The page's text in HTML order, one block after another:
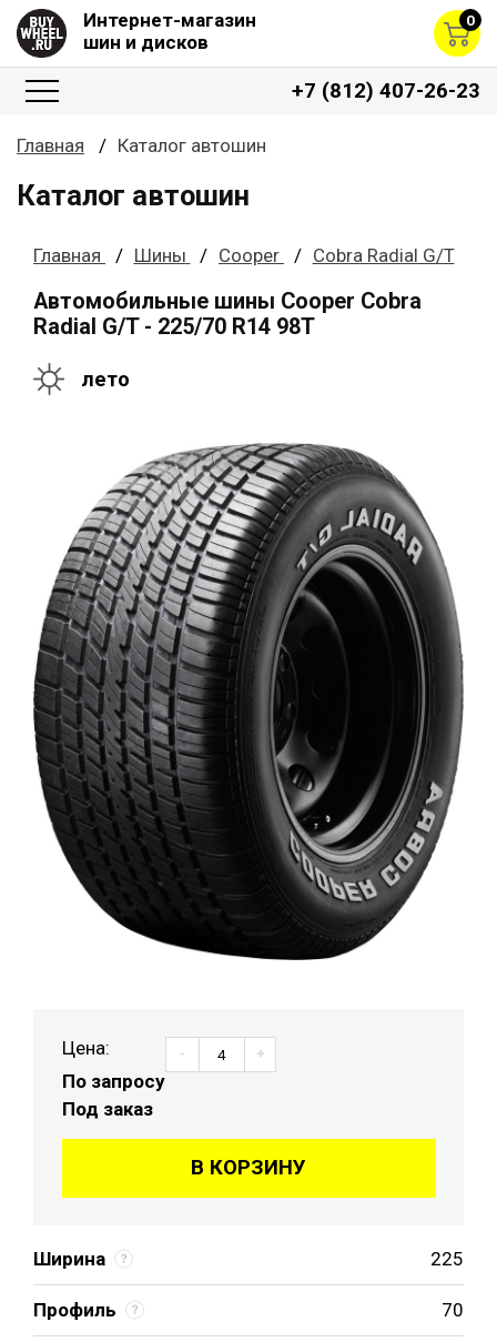
Интернет-магазин
шин и дисков
0
+7 (812) 407-26-23
Главная Каталог автошин
Каталог автошин
Главная Шины Cooper Cobra Radial G/T
Автомобильные шины Cooper Cobra
Radial G/T - 225/70 R14 98T
лето
Ширина 225
Профиль 70
Цена:
По запросу
Под заказ
- +
В КОРЗИНУ